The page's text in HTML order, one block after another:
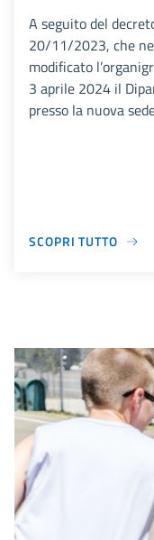
A seguito del
20/11/2023, che
modificato
3 aprile 2024 il
presso la nuova
SCOPRI TUTTO